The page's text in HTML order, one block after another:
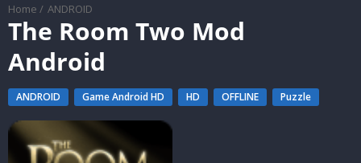
Home / ANDROID
The Room Two Mod
Android
ANDROID Game Android HD HD OFFLINE Puzzle